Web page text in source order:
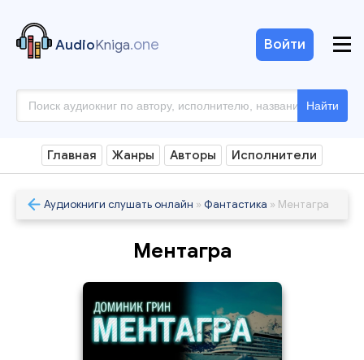
AudioKniga.one
Найти
Войти
Главная Жанры Авторы Исполнители
Аудиокниги слушать онлайн » Фантастика » Ментагра
Ментагра